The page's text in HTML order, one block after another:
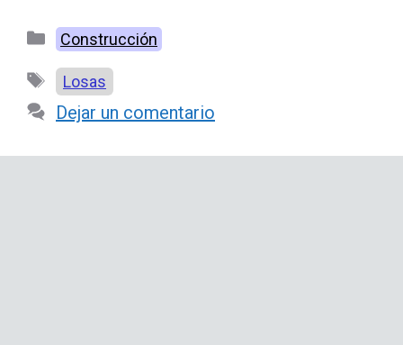
Categorías
Construcción
Etiquetas
Losas
Dejar un comentario